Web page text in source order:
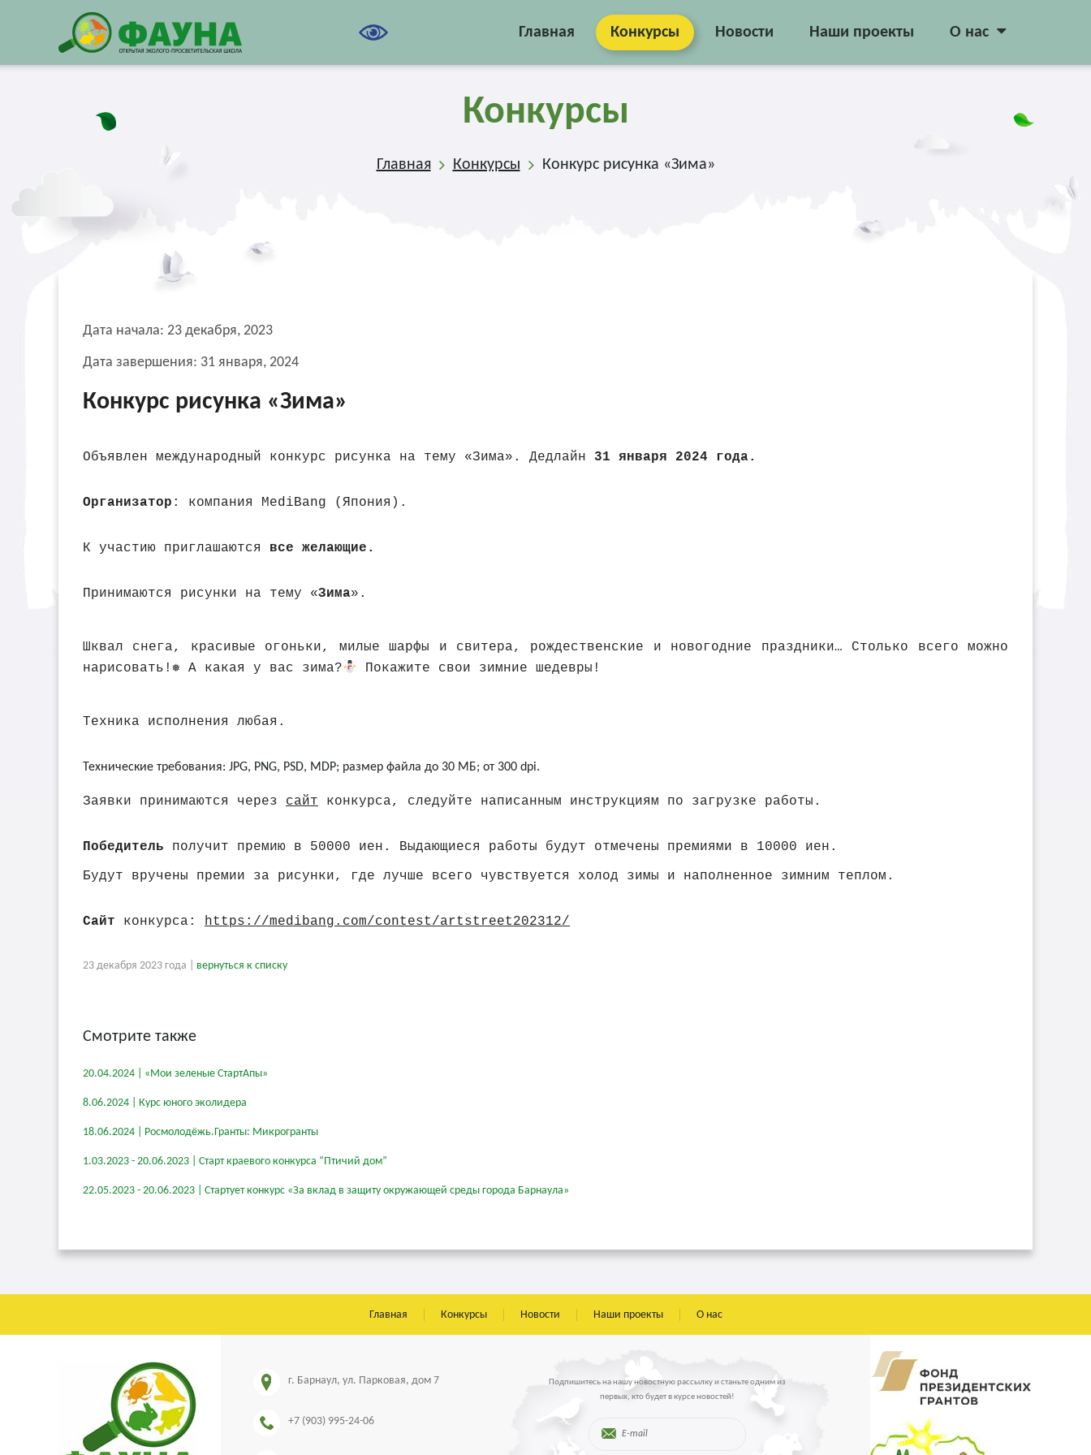
Главная Конкурсы Новости Наши проекты О нас
Конкурсы
Главная Конкурсы Конкурс рисунка «Зима»
Дата начала: 23 декабря, 2023
Дата завершения: 31 января, 2024
Конкурс рисунка «Зима»
Объявлен международный конкурс рисунка на тему «Зима». Дедлайн 31 января 2024 года.
Организатор : компания MediBang (Япония).
К участию приглашаются все желающие.
Принимаются рисунки на тему «Зима».
Шквал снега, красивые огоньки, милые шарфы и свитера, рождественские и новогодние праздники… Столько всего можно
нарисовать!❅ А какая у вас зима?
Покажите свои зимние шедевры!
Техника исполнения любая.
Технические требования: JPG, PNG, PSD, MDP; размер файла до 30 МБ; от 300 dpi.
Заявки принимаются через сайт конкурса, следуйте написанным инструкциям по загрузке работы.
Победитель получит премию в 50000 иен. Выдающиеся работы будут отмечены премиями в 10000 иен.
Будут вручены премии за рисунки, где лучше всего чувствуется холод зимы и наполненное зимним теплом.
Сайт конкурса: https://medibang.com/contest/artstreet202312/
23 декабря 2023 года | вернуться к списку
Смотрите также
20.04.2024 | «Мои зеленые СтартАпы»
8.06.2024 | Курс юного эколидера
18.06.2024 | Росмолодёжь.Гранты: Микрогранты
1.03.2023 - 20.06.2023 | Старт краевого конкурса “Птичий дом”
22.05.2023 - 20.06.2023 | Стартует конкурс «За вклад в защиту окружающей среды города Барнаула»
Главная Конкурсы Новости Наши проекты О нас
г. Барнаул, ул. Парковая, дом 7
+7 (903) 995-24-06
Подпишитесь на нашу новостную рассылку и станьте одним из
первых, кто будет в курсе новостей!